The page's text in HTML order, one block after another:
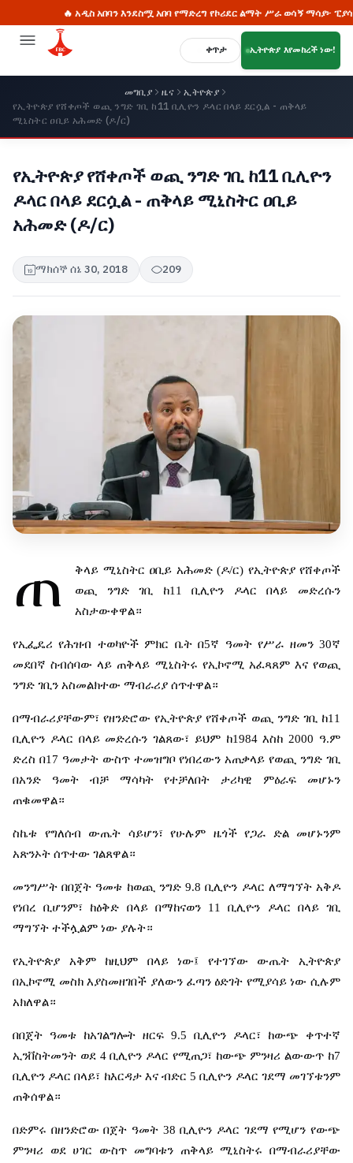
🔥 አዲስ አበባን እንደስሟ አበባ የማድረግ የኮሪደር ልማት ሥራ ወሳኝ ማሳያ፦ ፒያሳ
ቀጥታ ኢትዮጵያ እየመከረች ነው!
መግቢያ ዜና
ኢትዮጵያ
የኢትዮጵያ የሸቀጦች ወጪ ንግድ ገቢ ከ11 ቢሊዮን ዶላር በላይ ደርሷል - ጠቅላይ
ሚኒስትር ዐቢይ አሕመድ (ዶ/ር)
የኢትዮጵያ የሸቀጦች ወጪ ንግድ ገቢ ከ11 ቢሊዮን
ዶላር በላይ ደርሷል - ጠቅላይ ሚኒስትር ዐቢይ
አሕመድ (ዶ/ር)
ማክሰኞ ሰኔ 30, 2018 209
ጠ ቅላይ ሚኒስትር ዐቢይ አሕመድ(ዶ/ር) የኢትዮጵያ የሸቀጦች
ወጪ
ንግድ ገቢ ከ11ቢሊዮን ዶላር በላይ
መድረሱን
አስታውቀዋል።
የኢፌዴሪ የሕዝብ ተወካዮች ምክር ቤት በ5ኛ ዓመት የሥራ ዘመን30ኛ
መደበኛ ስብሰባው ላይ ጠቅላይ ሚኒስትሩ የኢኮኖሚ አፈጻጸም እና የወጪ
ንግድ ገቢን አስመልክተው ማብራሪያ ሰጥተዋል።
በማብራሪያቸውም፣ የዘንድሮው የኢትዮጵያ የሸቀጦች ወጪ ንግድ ገቢ ከ11
ቢሊዮን ዶላር በላይ መድረሱን ገልጸው፣ ይህም ከ1984እስከ 2000 ዓ.ም
ድረስ በ17 ዓመታት ውስጥ ተመዝግቦ የነበረውን አጠቃላይ የወጪ ንግድ ገቢ
በአንድ
ዓመት ብቻ ማሳካት የተቻለበት ታሪካዊ ምዕራፍ
መሆኑን
ጠቁመዋል።
ስኬቱ የግለሰብ ውጤት ሳይሆን፣ የሁሉም ዜጎች የጋራ ድል
መሆኑንም
አጽንኦት ሰጥተው ገልጸዋል።
መንግሥት በበጀት ዓመቱ ከወጪ ንግድ9.8ቢሊዮን ዶላር ለማግኘት አቅዶ
የነበረ
ቢሆንም፣ ከዕቅድ በላይ በማከናወን11ቢሊዮን ዶላር በላይ ገቢ
ማግኘት ተችሏልም ነው ያሉት።
የኢትዮጵያ አቅም ከዚህም በላይ ነው፤ የተገኘው ውጤት
ኢትዮጵያ
በኢኮኖሚ መስክ እያስመዘገበች ያለውን ፈጣን ዕድገት የሚያሳይ ነው ሲሉም
አክለዋል።
በበጀት ዓመቱ ከአገልግሎት ዘርፍ 9.5 ቢሊዮን ዶላር፣ ከውጭ
ቀጥተኛ
ኢንቨስትመንት ወደ 4ቢሊዮን ዶላር የሚጠጋ፣ ከውጭ ምንዛሪ ልውውጥ ከ7
ቢሊዮን ዶላር በላይ፣ ከእርዳታ እና ብድር 5ቢሊዮን ዶላር ገደማ መገኘቱንም
ጠቅሰዋል።
በድምሩ በዘንድሮው በጀት ዓመት 38ቢሊዮን ዶላር ገደማ የሚሆን የውጭ
ምንዛሪ
ወደ ሀገር ውስጥ መግባቱን ጠቅላይ ሚኒስትሩ በማብራሪያቸው